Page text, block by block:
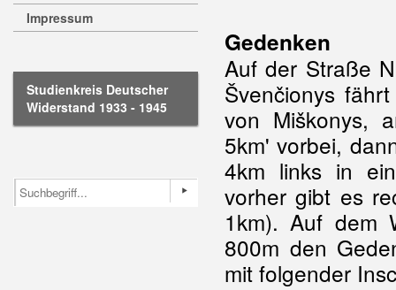
Impressum
Studienkreis Deutscher
Widerstand 1933 - 1945
Gedenken
Auf der Straße
Švenčionys
von Miškonys,
5km' vorbei,
4km links in
vorher gibt es
1km). Auf dem
800m den
mit folgender